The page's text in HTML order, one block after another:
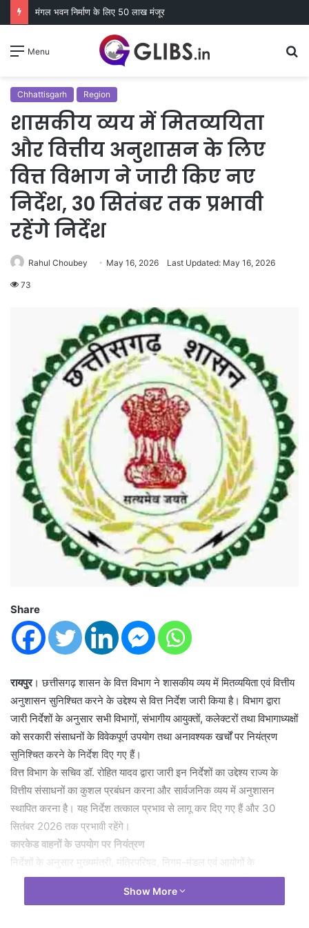
मंगल भवन निर्माण के लिए 50 लाख मंजूर
Menu
Chhattisgarh Region
शासकीय व्यय में मितव्ययिता
और वित्तीय अनुशासन के लिए
वित्त विभाग ने जारी किए नए
निर्देश, 30 सितंबर तक प्रभावी
रहेंगे निर्देश
Rahul Choubey May 16, 2026 Last Updated: May 16, 2026
73
Share
रायपुर। छत्तीसगढ़ शासन के वित्त विभाग ने शासकीय व्यय में मितव्ययिता एवं वित्तीय
अनुशासन सुनिश्चित करने के उद्देश्य से वित्त निर्देश जारी किया है। विभाग द्वारा
जारी निर्देशों के अनुसार सभी विभागों, संभागीय आयुक्तों, कलेक्टरों तथा विभागाध्यक्षों
को सरकारी संसाधनों के विवेकपूर्ण उपयोग तथा अनावश्यक खर्चों पर नियंत्रण
सुनिश्चित करने के निर्देश दिए गए हैं।
वित्त विभाग के सचिव डॉ. रोहित यादव द्वारा जारी इन निर्देशों का उद्देश्य राज्य के
वित्तीय संसाधनों का कुशल प्रबंधन करना और सार्वजनिक व्यय में अनुशासन
स्थापित करना है। यह निर्देश तत्काल प्रभाव से लागू कर दिए गए हैं और 30
सितंबर 2026 तक प्रभावी रहेंगे।
कारकेड वाहनों के उपयोग पर नियंत्रण
निर्देशों के अनुसार मुख्यमंत्री, मंत्रिपरिषद, निगम-मंडल एवं आयोगों के
पदाधिकारियों के कारकेड में केवल अत्यावश्यक वाहनों का ही उपयोग किया जाएगा।
अन्य शासकीय संसाधनों का भी संयमित उपयोग सुनिश्चित किया जाएगा।
Show More